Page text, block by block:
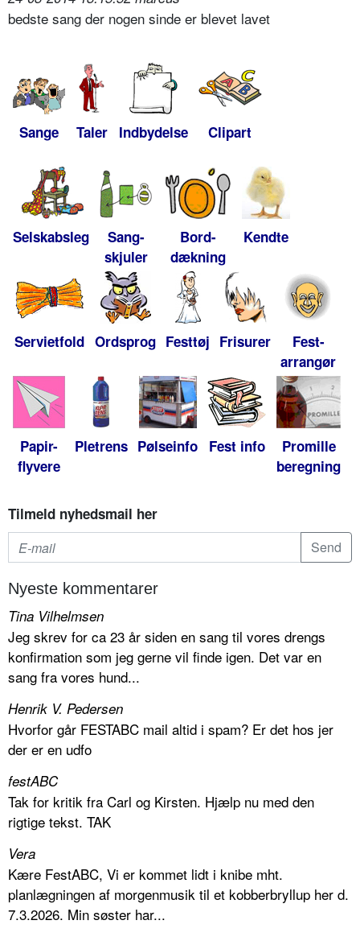
bedste sang der nogen sinde er blevet lavet
Sange Taler Indbydelse Clipart
Selskabsleg
Sang-
skjuler
Bord-
dækning
Kendte
Servietfold Ordsprog Festtøj Frisurer
Fest-
arrangør
Papir-
flyvere
Pletrens Pølseinfo Fest info
Promille
beregning
Tilmeld nyhedsmail her
Nyeste kommentarer
Tina Vilhelmsen
Jeg skrev for ca 23 år siden en sang til vores drengs
konfirmation som jeg gerne vil finde igen. Det var en
sang fra vores hund...
Henrik V. Pedersen
Hvorfor går FESTABC mail altid i spam? Er det hos jer
der er en udfo
festABC
Tak for kritik fra Carl og Kirsten. Hjælp nu med den
rigtige tekst. TAK
Vera
Kære FestABC, Vi er kommet lidt i knibe mht.
planlægningen af morgenmusik til et kobberbryllup her d.
7.3.2026. Min søster har...